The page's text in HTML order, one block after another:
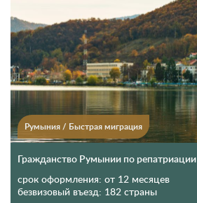
Румыния / Быстрая миграция
Гражданство Румынии по репатриации
срок оформления: от 12 месяцев
безвизовый въезд: 182 страны